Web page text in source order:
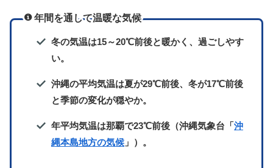
年間を通して温暖な気候
冬の気温は15～20℃前後と暖かく、過ごしやす
い。
沖縄の平均気温は夏が29℃前後、冬が17℃前後
と季節の変化が穏やか。
年平均気温は那覇で23℃前後（沖縄気象台「沖
縄本島地方の気候 」）。